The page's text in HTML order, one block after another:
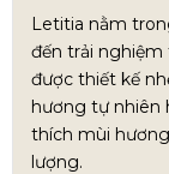
Letitia nằm
đến trải nghiệm
được thiết kế
hương tự nhiên
thích mùi
lượng.